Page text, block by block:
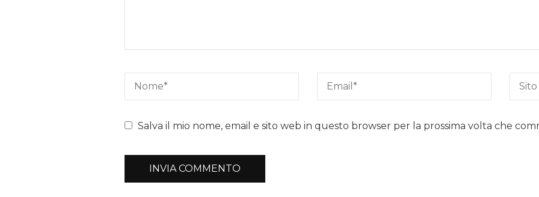
Salva il mio nome, email e sito web in questo browser per la prossima volta che